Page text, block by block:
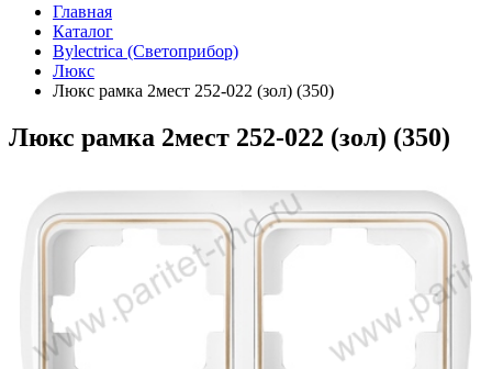
Главная
Каталог
Bylectrica (Светоприбор)
Люкс
Люкс рамка 2мест 252-022 (зол) (350)
Люкс рамка 2мест 252-022 (зол) (350)